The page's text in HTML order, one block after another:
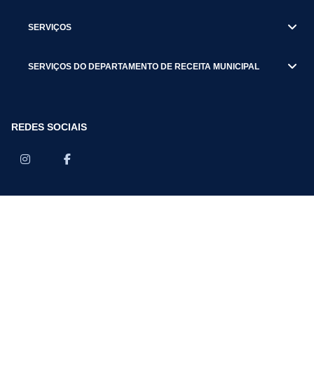
SERVIÇOS
SERVIÇOS DO DEPARTAMENTO DE RECEITA MUNICIPAL
REDES SOCIAIS